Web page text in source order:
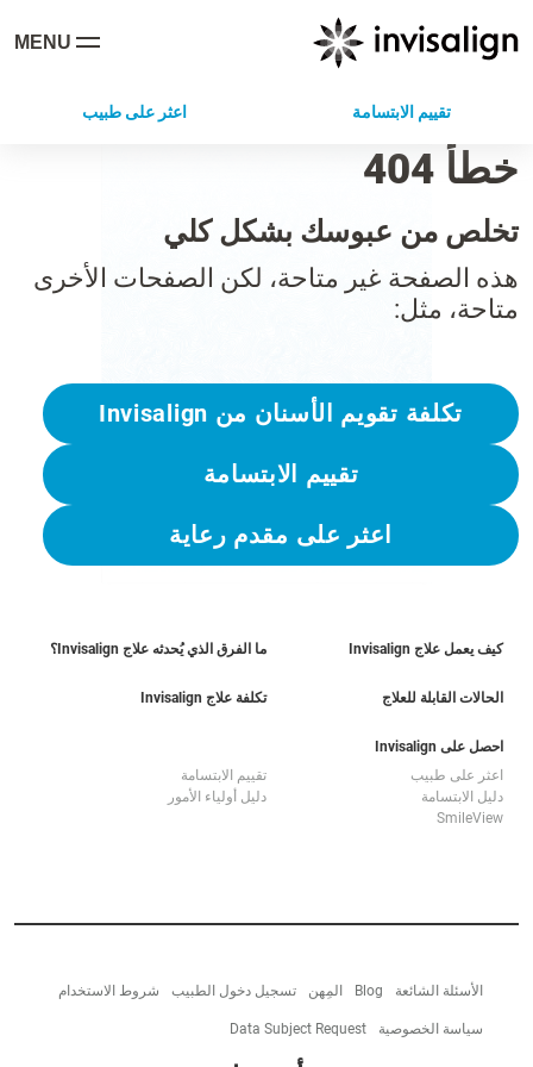
MENU
تقييم الابتسامة اعثر على طبيب
خطأ 404
تخلص من عبوسك بشكل كلي
هذه الصفحة غير متاحة، لكن الصفحات الأخرى
متاحة، مثل:
تكلفة تقويم الأسنان من Invisalign
تقييم الابتسامة
اعثر على مقدم رعاية
كيف يعمل علاج Invisalign ما الفرق الذي يُحدثه علاج Invisalign؟
الحالات القابلة للعلاج تكلفة علاج Invisalign
احصل على Invisalign
اعثر على طبيب
تقييم الابتسامة
دليل الابتسامة
دليل أولياء الأمور
SmileView
الأسئلة الشائعة Blog المِهن تسجيل دخول الطبيب شروط الاستخدام
سياسة الخصوصية Data Subject Request